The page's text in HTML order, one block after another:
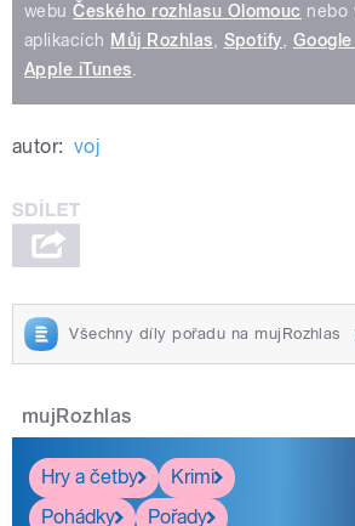
webuČeského rozhlasu Olomouc nebo
aplikacích Můj Rozhlas, Spotify,
Apple iTunes.
autor: voj
Všechny díly pořadu na mujRozhlas
mujRozhlas
Hry a četby
Krimi
Pohádky
Pořady